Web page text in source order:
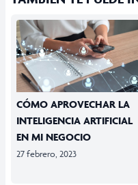
CÓMO APROVECHAR LA
INTELIGENCIA ARTIFICIAL
EN MI NEGOCIO
27 febrero, 2023